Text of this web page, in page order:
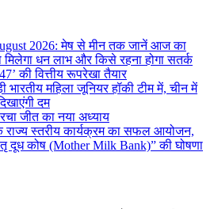
2026: मेष से मीन तक जानें आज का
मिलेगा धन लाभ और किसे रहना होगा सतर्क
की वित्तीय रूपरेखा तैयार
भारतीय महिला जूनियर हॉकी टीम में, चीन में
दम
जीत का नया अध्याय
राज्य स्तरीय कार्यक्रम का सफल आयोजन,
दूध कोष (Mother Milk Bank)” की घोषणा